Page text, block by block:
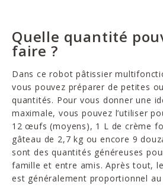
Quelle quantité
faire ?
Dans ce robot pâtissier
vous pouvez préparer de petites
quantités. Pour vous donner une
maximale, vous pouvez l’utiliser
12 œufs (moyens), 1 L de crème
gâteau de 2,7 kg ou encore 9
sont des quantités généreuses
famille et entre amis. Après tout,
est généralement proportionnel